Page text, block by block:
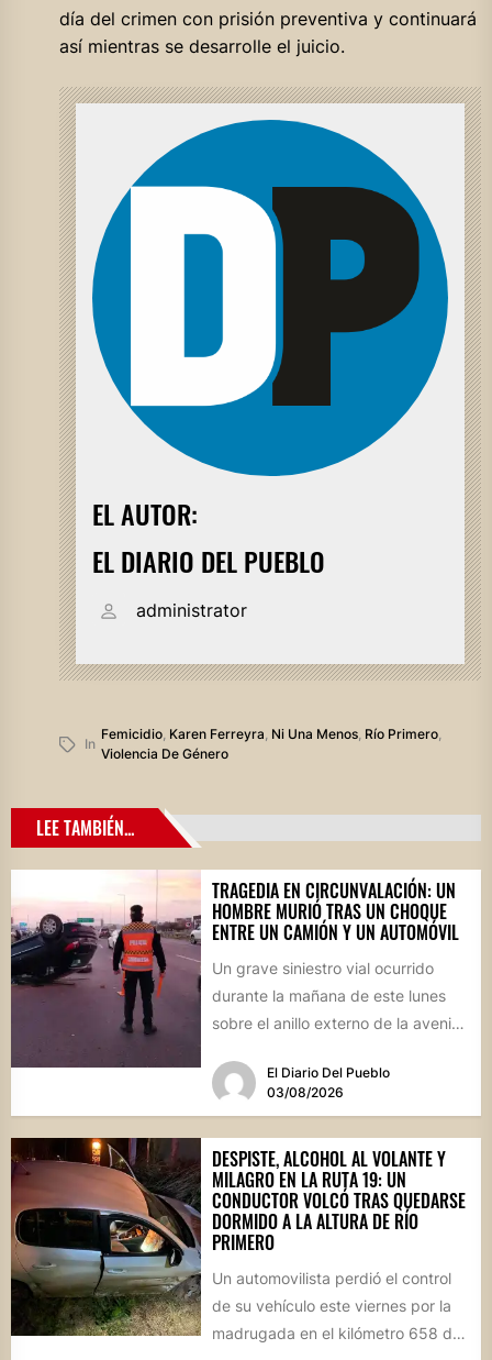
día del crimen con prisión preventiva y continuará
así mientras se desarrolle el juicio.
EL AUTOR:
EL DIARIO DEL PUEBLO
administrator
In
Femicidio, Karen Ferreyra, Ni Una Menos, Río Primero,
Violencia De Género
LEE TAMBIÉN...
TRAGEDIA EN CIRCUNVALACIÓN: UN
HOMBRE MURIÓ TRAS UN CHOQUE
ENTRE UN CAMIÓN Y UN AUTOMÓVIL
Un grave siniestro vial ocurrido
durante la mañana de este lunes
sobre el anillo externo de la avenida
El Diario Del Pueblo
03/08/2026
DESPISTE, ALCOHOL AL VOLANTE Y
MILAGRO EN LA RUTA 19: UN
CONDUCTOR VOLCÓ TRAS QUEDARSE
DORMIDO A LA ALTURA DE RÍO
PRIMERO
Un automovilista perdió el control
de su vehículo este viernes por la
madrugada en el kilómetro 658 de